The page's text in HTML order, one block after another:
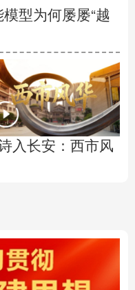
型为何屡屡“越
入长安：西市风